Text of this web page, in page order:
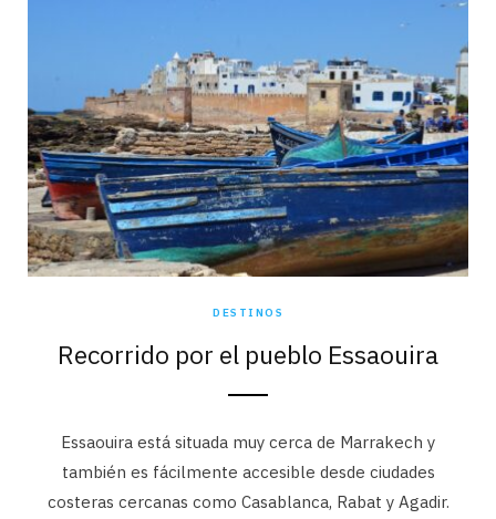
DESTINOS
Recorrido por el pueblo Essaouira
Essaouira está situada muy cerca de Marrakech y
también es fácilmente accesible desde ciudades
costeras cercanas como Casablanca, Rabat y Agadir.